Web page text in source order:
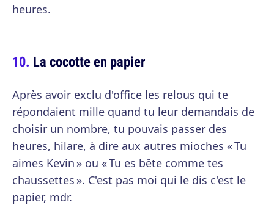
heures.
La cocotte en papier
Après avoir exclu d'office les relous qui te
répondaient mille quand tu leur demandais de
choisir un nombre, tu pouvais passer des
heures, hilare, à dire aux autres mioches « Tu
aimes Kevin » ou « Tu es bête comme tes
chaussettes ». C'est pas moi qui le dis c'est le
papier, mdr.